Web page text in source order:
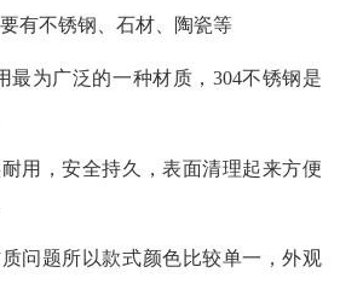
有不锈钢、石材、陶瓷等
最为广泛的一种材质，304不锈钢是
用，安全持久，表面清理起来方便
问题所以款式颜色比较单一，外观